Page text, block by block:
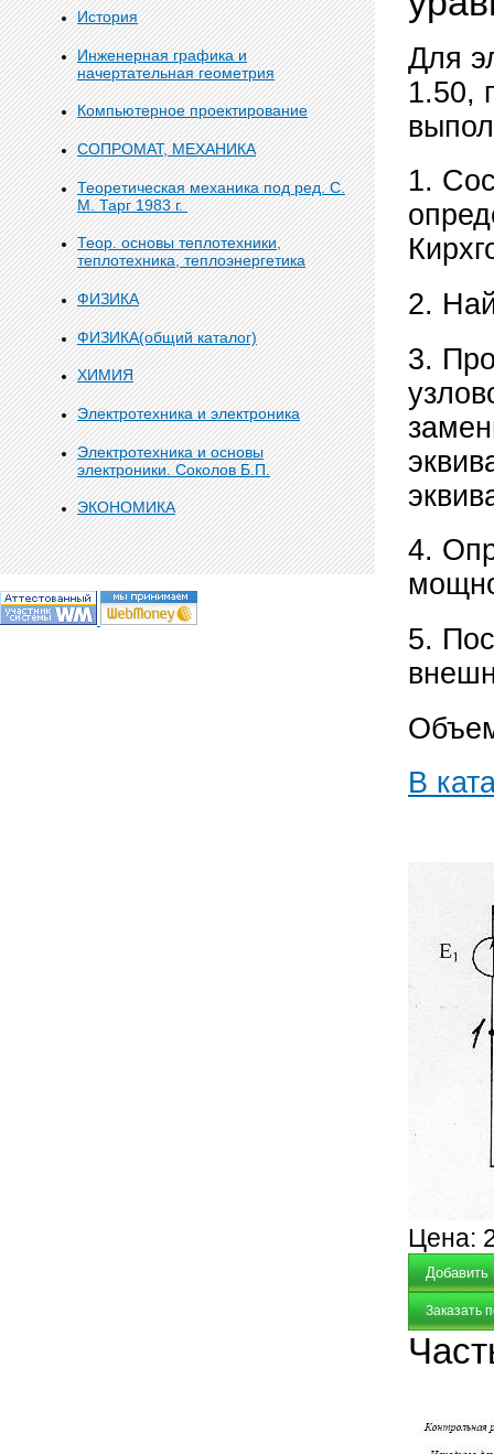
История
Инженерная графика и
начертательная геометрия
Компьютерное проектирование
СОПРОМАТ, МЕХАНИКА
Теоретическая механика под ред. С.
М. Тарг 1983 г.
Теор. основы теплотехники,
теплотехника, теплоэнергетика
ФИЗИКА
ФИЗИКА(общий каталог)
ХИМИЯ
Электротехника и электроника
Электротехника и основы
электроники. Соколов Б.П.
ЭКОНОМИКА
Для
1.50,
1.
2.
3.
4.
5.
В
Цена:
Заказать